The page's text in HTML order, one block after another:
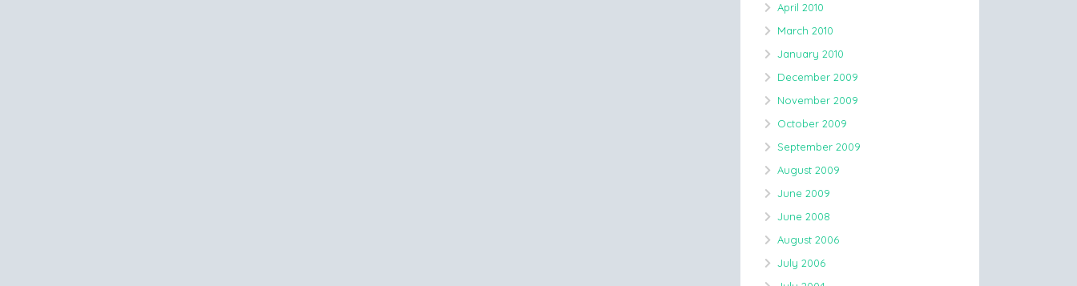
April 2010
March 2010
January 2010
December 2009
November 2009
October 2009
September 2009
August 2009
June 2009
June 2008
August 2006
July 2006